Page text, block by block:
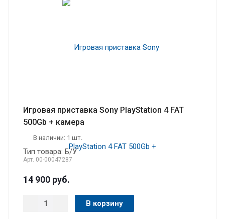
Игровая приставка Sony PlayStation 4 FAT
500Gb + камера
В наличии: 1 шт.
Тип товара: Б/У
Арт. 00-00047287
14 900 руб.
В корзину